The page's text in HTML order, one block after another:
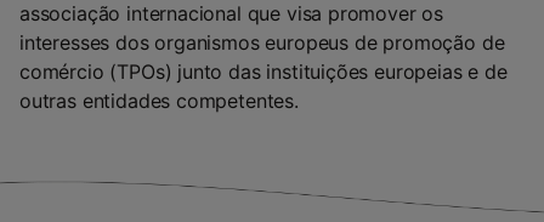
associação internacional que visa promover os
interesses dos organismos europeus de promoção de
comércio (TPOs) junto das instituições europeias e de
outras entidades competentes.